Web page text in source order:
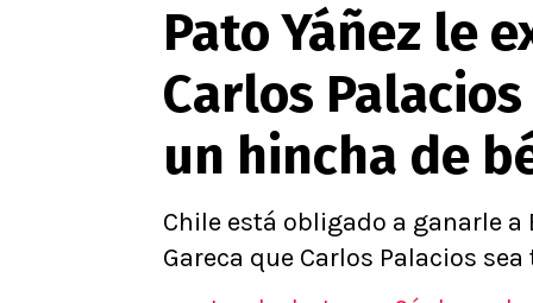
U de Chile
U Católica
Campeonato Nacional
Primera B
Segunda División
Supercopa Chile
Campeonato Femenino
Alexis
Carlos
Pato Yáñez le
Carlos
un hincha de
Chile está obligado a ganarle a
Gareca que Carlos Palacios